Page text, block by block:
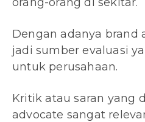
Dengan adanya brand
jadi sumber evaluasi
untuk perusahaan.
Kritik atau saran yang
advocate sangat